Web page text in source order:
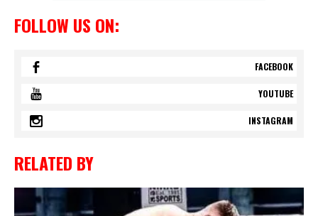
FOLLOW US ON:
FACEBOOK
YOUTUBE
INSTAGRAM
RELATED BY